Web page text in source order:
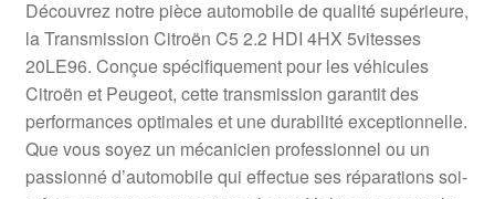
Livraison internationale
Mon compte
Paiements
Panier
Découvrez notre pièce automobile de qualité supérieure,
la Transmission Citroën C5 2.2 HDI 4HX 5vitesses
20LE96. Conçue spécifiquement pour les véhicules
Citroën et Peugeot, cette transmission garantit des
performances optimales et une durabilité exceptionnelle.
Que vous soyez un mécanicien professionnel ou un
passionné d’automobile qui effectue ses réparations soi-